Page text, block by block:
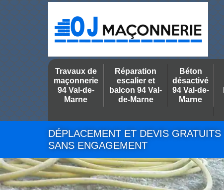
Travaux de
maçonnerie
94 Val-de-
Marne
Réparation
escalier et
balcon 94 Val-
de-Marne
Béton
désactivé
94 Val-de-
Marne
DÉPLACEMENT ET DEVIS GRATUITS
SANS ENGAGEMENT